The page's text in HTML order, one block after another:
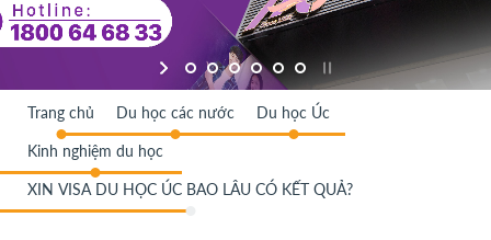
Trang chủ Du học các nước Du học Úc
Kinh nghiệm du học
XIN VISA DU HỌC ÚC BAO LÂU CÓ KẾT QUẢ?